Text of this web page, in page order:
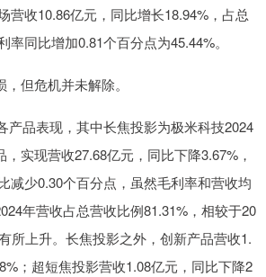
营收10.86亿元，同比增长18.94%，占总
率同比增加0.81个百分点为45.44%。
但危机并未解除。
产品表现，其中长焦投影为极米科技2024
实现营收27.68亿元，同比下降3.67%，
减少0.30个百分点，虽然毛利率和营收均
年营收占总营收比例81.31%，相较于20
所上升。长焦投影之外，创新产品营收1.
；超短焦投影营收1.08亿元，同比下降2